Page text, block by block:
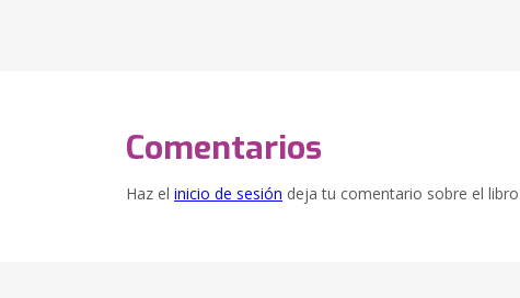
Comentarios
Haz el inicio de sesión deja tu comentario sobre el libro.